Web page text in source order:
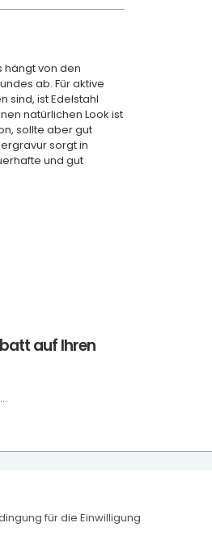
hängt von den
ab. Für aktive
sind, ist Edelstahl
natürlichen Look ist
sollte aber gut
sorgt in
und gut
auf Ihren
für die Einwilligung